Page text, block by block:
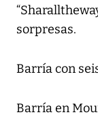
sorpresas.
Barría con
Barría en